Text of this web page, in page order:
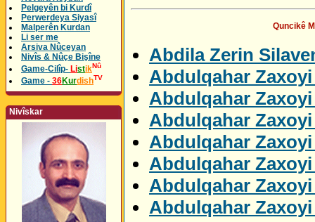
Pelgeyên bi Kurdî
Perwerdeya Siyasî
Malperên Kurdan
Li ser me
Arsiva Nûceyan
Nivîs & Nûçe Bişîne
Game-Cilîp- ListikNû
Game - 36KurdishTV
Nivîskar
Quncikê
Abdila Zerin
Abdulqahar
Abdulqahar
Abdulqahar
Abdulqahar
Abdulqahar
Abdulqahar
Abdulqahar